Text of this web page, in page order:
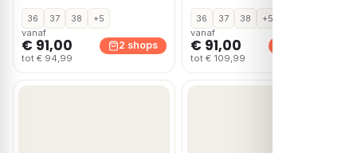
36 37 38
+5
vanaf
€ 91,00
tot € 94,99
2 shops
36 37 38
+5
vanaf
€ 91,00
tot € 109,99